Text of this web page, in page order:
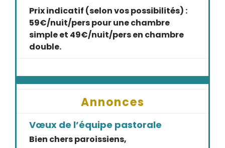
Prix indicatif (selon vos possibilités) :
59€/nuit/pers pour une chambre
simple et 49€/nuit/pers en chambre
double.
Annonces
Vœux de l’équipe pastorale
Bien chers paroissiens,